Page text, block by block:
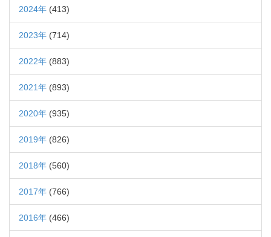
2024年 (413)
2023年 (714)
2022年 (883)
2021年 (893)
2020年 (935)
2019年 (826)
2018年 (560)
2017年 (766)
2016年 (466)